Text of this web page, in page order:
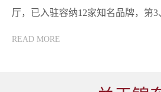
厅，已入驻容纳12家知名品牌，第
READ MORE